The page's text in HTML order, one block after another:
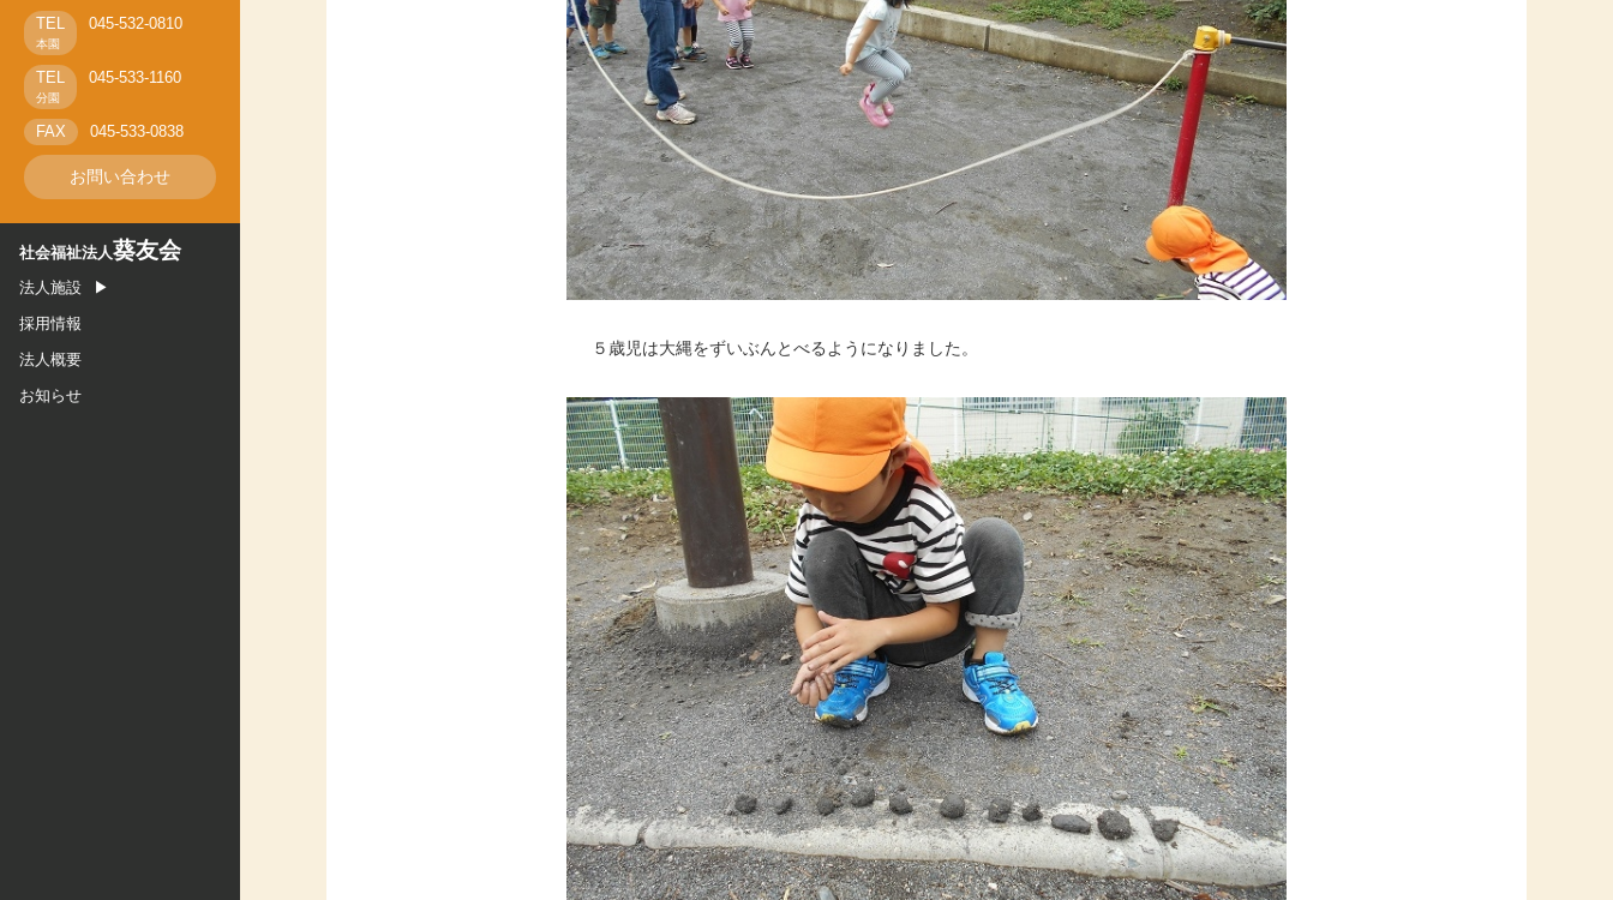
TEL
本園
045-532-0810
TEL
分園
045-533-1160
FAX 045-533-0838
お問い合わせ
社会福祉法人葵友会
法人施設
採用情報
法人概要
お知らせ
５歳児は大縄をずいぶんとべるようになりました。